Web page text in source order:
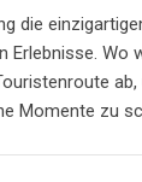
die
Erlebnisse. Wo
Momente zu